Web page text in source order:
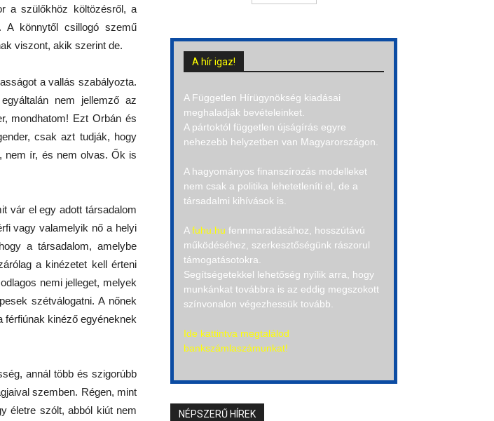
a szülőkhöz költözésről, a
A könnytől csillogó szemű
viszont, akik szerint de.
a vallás szabályozta.
nem jellemző az
mondhatom! Ezt Orbán és
csak azt tudják, hogy
nem ír, és nem olvas. Ők is
vár el egy adott társadalom
vagy valamelyik nő a helyi
a társadalom, amelybe
a kinézetet kell érteni
nemi jelleget, melyek
szétválogatni. A nőnek
férfiúnak kinéző egyéneknek
annál több és szigorúbb
szemben. Régen, mint
életre szólt, abból kiút nem
A hír igaz!
A Független Hírügynökség kiadásai
meghaladják bevételeinket.
A pártoktól független újságírás egyre
nehezebb helyzetben van Magyarországon.
A hagyományos finanszírozás modelleket
nem csak a politika lehetetleníti el, de a
társadalmi kihívások is.
Afuhu.hu fennmaradásához, hosszútávú
működéséhez, szerkesztőségünk rászorul
támogatásotokra.
Segítségetekkel lehetőség nyílik arra, hogy
munkánkat továbbra is az eddig megszokott
színvonalon végezhessük tovább.
Ide kattintva megtalálod
bankszámlaszámunkat!
NÉPSZERŰ HÍREK